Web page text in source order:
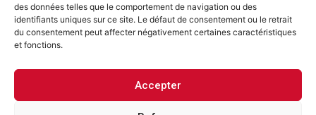
des données telles que le comportement de navigation ou des
identifiants uniques sur ce site. Le défaut de consentement ou le retrait
du consentement peut affecter négativement certaines caractéristiques
et fonctions.
Accepter
Habla con nosotros